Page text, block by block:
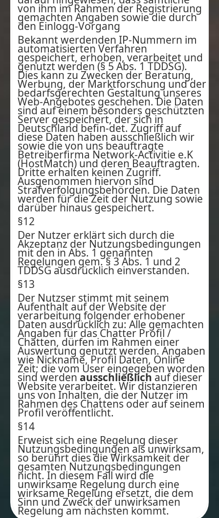
von ihm im Rahmen der Registrierung
gemachten Angaben sowie die durch
den Einlogg-Vorgang
Bekannt werdenden IP-Nummern im
automatisierten Verfahren
gespeichert, erhoben, verarbeitet und
genutzt werden (§ 5 Abs. 1 TDDSG).
Dies kann zu Zwecken der Beratung,
Werbung, der Marktforschung und der
bedarfsgerechten Gestaltung unseres
Web-Angebotes geschehen. Die Daten
sind auf einem besonders geschützten
Server gespeichert, der sich in
Deutschland befin-det. Zugriff auf
diese Daten haben ausschließlich wir
sowie die von uns beauftragte
Betreiberfirma Network-Activitie e.K
(HostMatch) und deren Beauftragten.
Dritte erhalten keinen Zugriff.
Ausgenommen hiervon sind
Strafverfolgungsbehörden. Die Daten
werden für die Zeit der Nutzung sowie
darüber hinaus gespeichert.
§12
Der Nutzer erklärt sich durch die
Akzeptanz der Nutzungsbedingungen
mit den in Abs. 1 genannten
Regelungen gem. § 3 Abs. 1 und 2
TDDSG ausdrücklich einverstanden.
§13
Der Nutzser stimmt mit seinem
Aufenthalt auf der Website der
verarbeitung folgender erhobener
Daten ausdrücklich zu: Alle gemachten
Angaben für das Chatter Profil /
Chatten, dürfen im Rahmen einer
Auswertung genutzt werden. Angaben
wie Nickname, Profil Daten, Online
Zeit; die vom User eingegeben worden
sind werdenausschließlichauf dieser
Website verarbeitet. Wir distanzieren
uns von Inhalten, die der Nutzer im
Rahmen des Chattens oder auf seinem
Profil veröffentlicht.
§14
Erweist sich eine Regelung dieser
Nutzungsbedingungen als unwirksam,
so berührt dies die Wirksamkeit der
gesamten Nutzungsbedingungen
nicht. In diesem Fall wird die
unwirksame Regelung durch eine
wirksame Regelung ersetzt, die dem
Sinn und Zweck der unwirksamen
Regelung am nächsten kommt.